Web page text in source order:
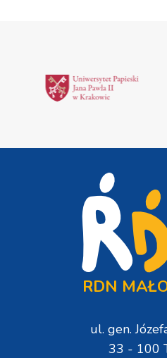
RDN
ul. gen.
33 - 100